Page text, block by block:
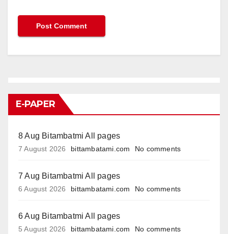
E-PAPER
8 Aug Bitambatmi All pages
7 August 2026 bittambatami.com No comments
7 Aug Bitambatmi All pages
6 August 2026 bittambatami.com No comments
6 Aug Bitambatmi All pages
5 August 2026 bittambatami.com No comments